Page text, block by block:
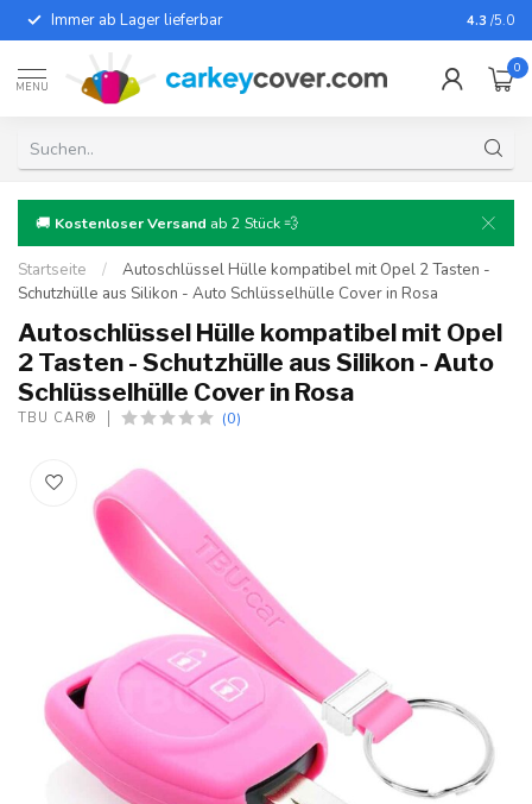
Immer ab Lager lieferbar Für fast
4.3 /5.0
MENU
0
🚚 Kostenloser Versand ab 2 Stück 💨
Startseite /
Autoschlüssel Hülle kompatibel mit Opel 2 Tasten -
Schutzhülle aus Silikon - Auto Schlüsselhülle Cover in Rosa
Autoschlüssel Hülle kompatibel mit Opel
2 Tasten - Schutzhülle aus Silikon - Auto
Schlüsselhülle Cover in Rosa
TBU CAR® (0)